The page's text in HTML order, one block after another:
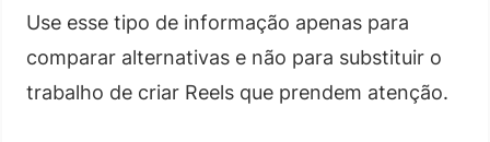
Use esse tipo de informação apenas para
comparar alternativas e não para substituir o
trabalho de criar Reels que prendem atenção.